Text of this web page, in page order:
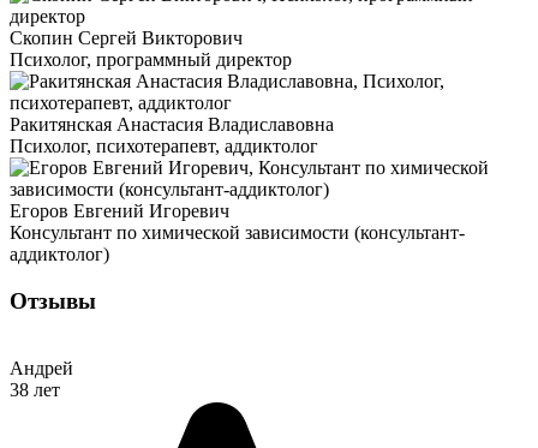
Скопин Сергей Викторович
Психолог, программный директор
Ракитянская Анастасия Владиславовна
Психолог, психотерапевт, аддиктолог
Егоров Евгений Игоревич
Консультант по химической зависимости (консультант-
аддиктолог)
Отзывы
Андрей
38 лет